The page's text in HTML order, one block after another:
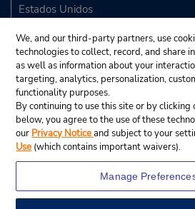
We, and our third-party partners, use
technologies to collect, record, and share
as well as information about your
targeting, analytics, personalization,
functionality purposes.
By continuing to use this site or by clicking
below, you agree to the use of these
our Privacy Noticeand subject to your
Use (which contains important waivers).
Manage